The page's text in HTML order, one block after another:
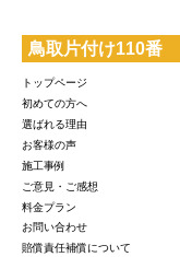
鳥取片付け110番
トップページ
初めての方へ
選ばれる理由
お客様の声
施工事例
ご意見・ご感想
料金プラン
お問い合わせ
賠償責任補償について